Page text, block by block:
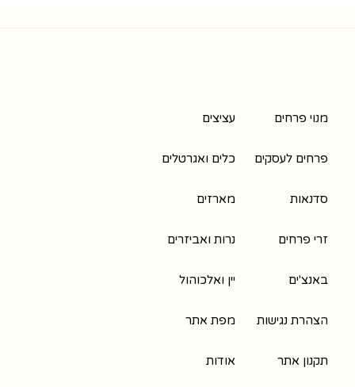
מנוי פרחים
פרחים לעסקים
סדנאות
זרי פרחים
באנצ'ים
הצהרת נגישות
תקנון אתר
עציצים
כלים ואגרטלים
מארזים
נרות ואביזרים
יין ואלכוהול
מפת אתר
אודות